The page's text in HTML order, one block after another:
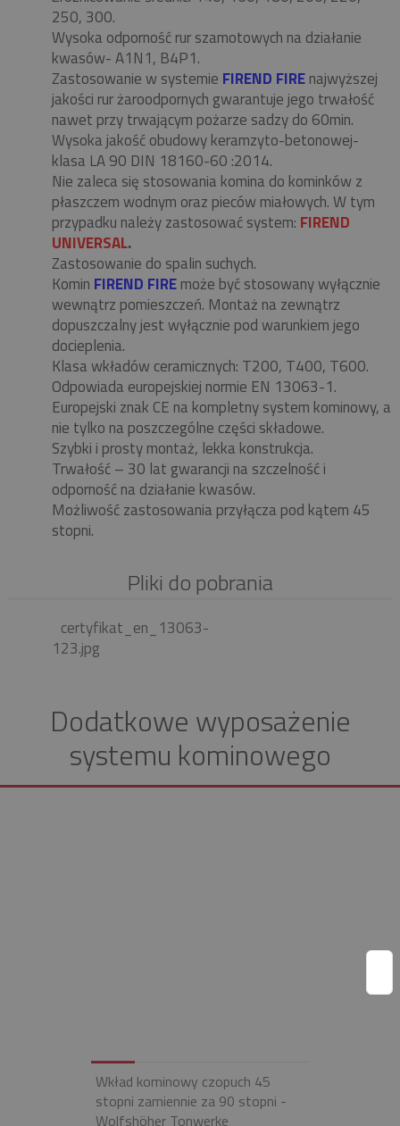
250, 300.
Wysoka odporność rur szamotowych na działanie
kwasów- A1N1, B4P1.
Zastosowanie w systemie FIREND FIREnajwyższej
jakości rur żaroodpornych gwarantuje jego trwałość
nawet przy trwającym pożarze sadzy do 60min.
Wysoka jakość obudowy keramzyto-betonowej-
klasa LA 90 DIN 18160-60 :2014.
Nie zaleca się stosowania komina do kominków z
płaszczem wodnym oraz pieców miałowych. W tym
przypadku należy zastosować system: FIREND
UNIVERSAL.
Zastosowanie do spalin suchych.
Komin FIREND FIREmoże być stosowany wyłącznie
wewnątrz pomieszczeń. Montaż na zewnątrz
dopuszczalny jest wyłącznie pod warunkiem jego
docieplenia.
Klasa wkładów ceramicznych: T200, T400, T600.
Odpowiada europejskiej normie EN 13063-1.
Europejski znak CE na kompletny system kominowy, a
nie tylko na poszczególne części składowe.
Szybki i prosty montaż, lekka konstrukcja.
Trwałość – 30 lat gwarancji na szczelność i
odporność na działanie kwasów.
Możliwość zastosowania przyłącza pod kątem 45
stopni.
Pliki do pobrania
certyfikat_en_13063-
123.jpg
Dodatkowe wyposażenie
systemu kominowego
Wkład kominowy czopuch 45
stopni zamiennie za 90 stopni -
Wolfshöher Tonwerke